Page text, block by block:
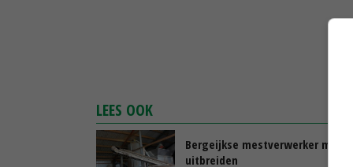
LEES OOK
Bergeijkse mestverwerker mag
uitbreiden